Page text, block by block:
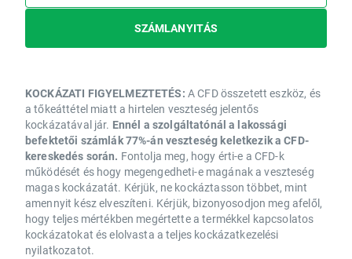
SZÁMLANYITÁS
KOCKÁZATI FIGYELMEZTETÉS: A CFD összetett eszköz, és
a tőkeáttétel miatt a hirtelen veszteség jelentős
kockázatával jár. Ennél a szolgáltatónál a lakossági
befektetői számlák 77%-án veszteség keletkezik a CFD-
kereskedés során. Fontolja meg, hogy érti-e a CFD-k
működését és hogy megengedheti-e magának a veszteség
magas kockázatát. Kérjük, ne kockáztasson többet, mint
amennyit kész elveszíteni. Kérjük, bizonyosodjon meg afelől,
hogy teljes mértékben megértette a termékkel kapcsolatos
kockázatokat és elolvasta a teljes kockázatkezelési
nyilatkozatot.